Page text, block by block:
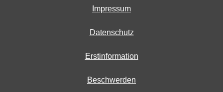
Impressum
Datenschutz
Erstinformation
Beschwerden